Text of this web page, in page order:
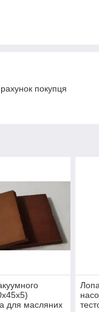
покупця
для масляних